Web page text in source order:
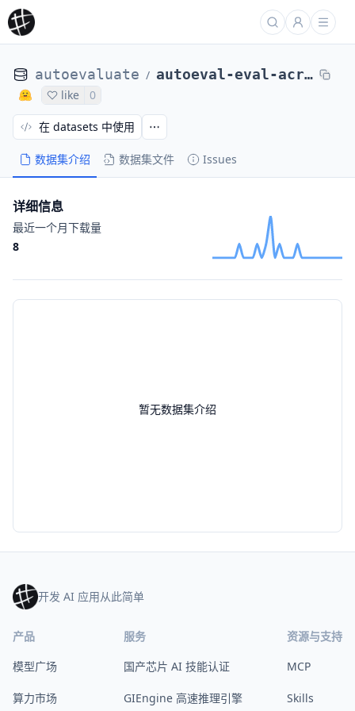
autoevaluate / autoeval-eval-acronym_identification-default-cc8705-2927785011
like 0
数据集介绍 数据集文件 Issues
在 datasets 中使用
暂无数据集介绍
详细信息
最近一个月下载量
8
开发 AI 应用从此简单
产品
模型广场
算力市场
服务
国产芯片 AI 技能认证
GIEngine 高速推理引擎
资源与支持
MCP
Skills